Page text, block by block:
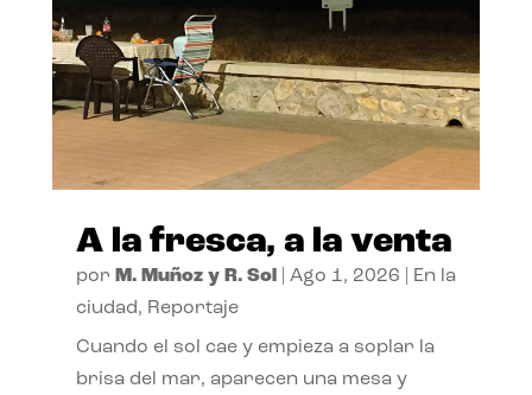
A la fresca, a la venta
por M. Muñoz y R. Sol| Ago 1, 2026
En la
ciudad, Reportaje
Cuando el sol cae y empieza a soplar la
brisa del mar, aparecen una mesa y